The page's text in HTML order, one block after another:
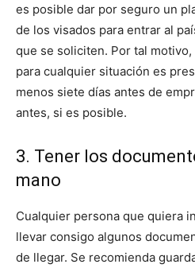
es posible dar por seguro un
de los visados para entrar al
que se soliciten. Por tal
para cualquier situación es
menos siete días antes de
antes, si es posible.
3. Tener los
mano
Cualquier persona que quiera
llevar consigo algunos
de llegar. Se recomienda